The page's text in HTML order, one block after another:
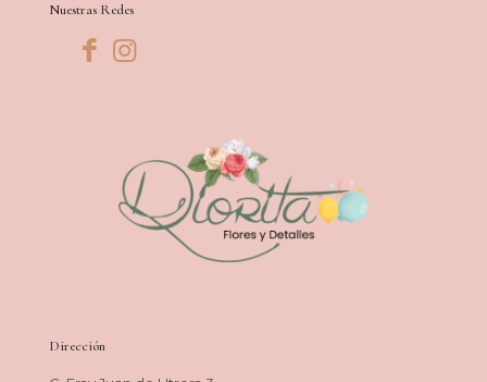
Nuestras Redes
Dirección